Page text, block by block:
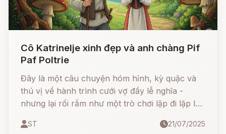
Cô Katrinelje xinh đẹp và anh chàng Pif
Paf Poltrie
Đây là một câu chuyện hóm hỉnh, kỳ quặc và
thú vị về hành trình cưới vợ đầy lễ nghĩa -
nhưng lại rối rắm như một trò chơi lặp đi lặp lại.
dân gian Đức, với lối dẫn dí dỏm và nhân vật có
ST 21/07/2025